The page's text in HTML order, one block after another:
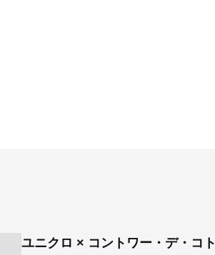
ユニクロ × コントワー・デ・コト